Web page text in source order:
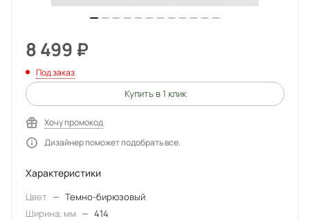
8 499₽
Под заказ
Купить в 1 клик
Хочу промокод
Дизайнер поможет подобрать все.
Характеристики
Цвет — Темно-бирюзовый
Ширина, мм — 414